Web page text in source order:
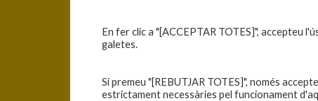
En fer clic a "[ACCEPTAR TOTES]", accepteu
galetes.
Si premeu "[REBUTJAR TOTES]", només
estrictament necessàries pel funcionament